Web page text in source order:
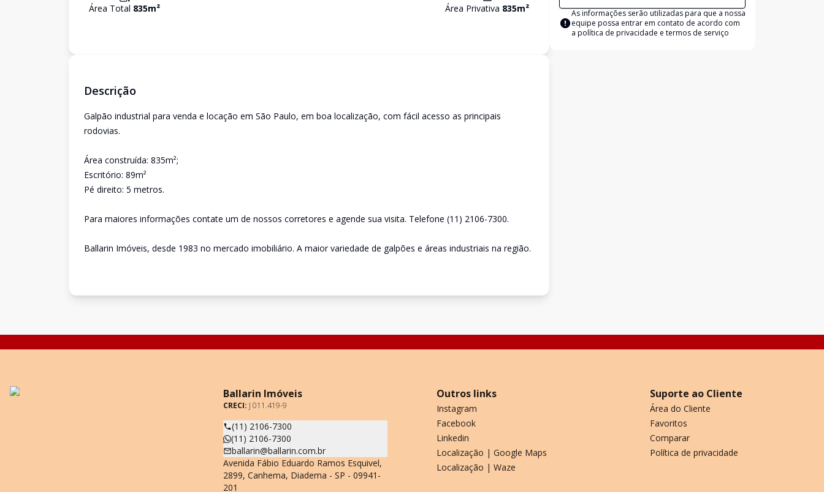
Área Total 835m² Área Privativa 835m²
Descrição
Galpão industrial para venda e locação em São Paulo, em boa localização, com fácil acesso as principais
rodovias.
Área construída: 835m²;
Escritório: 89m²
Pé direito: 5 metros.
Para maiores informações contate um de nossos corretores e agende sua visita. Telefone (11) 2106-7300.
Ballarin Imóveis, desde 1983 no mercado imobiliário. A maior variedade de galpões e áreas industriais na região.
As informações serão utilizadas para que a nossa
equipe possa entrar em contato de acordo com
a política de privacidade e termos de serviço
Ballarin Imóveis
CRECI: J 011.419-9
(11) 2106-7300
(11) 2106-7300
ballarin@ballarin.com.br
Avenida Fábio Eduardo Ramos Esquivel,
2899, Canhema, Diadema - SP - 09941-
201
Outros links
Instagram
Facebook
Linkedin
Localização | Google Maps
Localização | Waze
Suporte ao Cliente
Área do Cliente
Favoritos
Comparar
Política de privacidade